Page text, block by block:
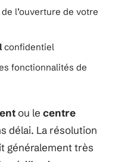
l’ouverture de votre
confidentiel
fonctionnalités de
ou le centre
délai. La résolution
généralement très